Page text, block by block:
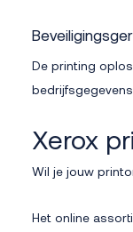
De printing
Xerox
Wil je jouw
Het online